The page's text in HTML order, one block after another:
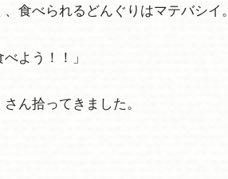
食べられるどんぐりはマテバシイ。
よう！！」
ん拾ってきました。